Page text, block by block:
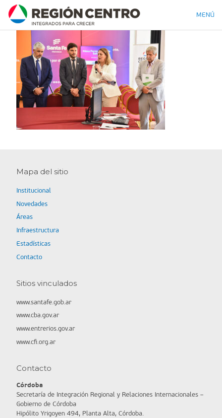
MENÚ
Mapa del sitio
Institucional
Novedades
Áreas
Infraestructura
Estadísticas
Contacto
Sitios vinculados
www.santafe.gob.ar
www.cba.gov.ar
www.entrerios.gov.ar
www.cfi.org.ar
Contacto
Córdoba
Secretaría de Integración Regional y Relaciones Internacionales –
Gobierno de Córdoba
Hipólito Yrigoyen 494, Planta Alta, Córdoba.